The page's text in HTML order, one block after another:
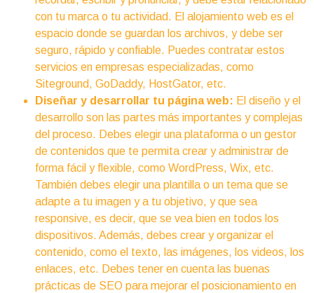
con tu marca o tu actividad. El alojamiento web es el
espacio donde se guardan los archivos, y debe ser
seguro, rápido y confiable. Puedes contratar estos
servicios en empresas especializadas, como
Siteground, GoDaddy, HostGator, etc.
Diseñar y desarrollar tu página web: El diseño y el
desarrollo son las partes más importantes y complejas
del proceso. Debes elegir una plataforma o un gestor
de contenidos que te permita crear y administrar de
forma fácil y flexible, como WordPress, Wix, etc.
También debes elegir una plantilla o un tema que se
adapte a tu imagen y a tu objetivo, y que sea
responsive, es decir, que se vea bien en todos los
dispositivos. Además, debes crear y organizar el
contenido, como el texto, las imágenes, los videos, los
enlaces, etc. Debes tener en cuenta las buenas
prácticas de SEO para mejorar el posicionamiento en